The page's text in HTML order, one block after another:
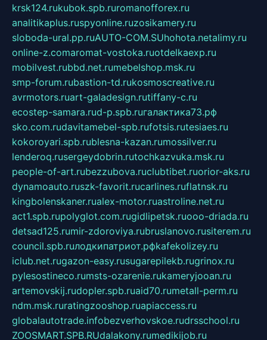
krsk124.rukubok.spb.ruromanofforex.ru
analitikaplus.ruspyonline.ruzosikamery.ru
sloboda-ural.pp.ruAUTO-COM.SUhohota.netalimy.ru
online-z.comaromat-vostoka.ruotdelkaexp.ru
mobilvest.rubbd.net.rumebelshop.msk.ru
smp-forum.rubastion-td.rukosmoscreative.ru
avrmotors.ruart-galadesign.rutiffany-c.ru
ecostep-samara.rud-p.spb.ruгалактика73.рф
sko.com.rudavitamebel-spb.rufotsis.rutesiaes.ru
kokoroyari.spb.rublesna-kazan.rumossilver.ru
lenderoq.rusergeydobrin.rutochkazvuka.msk.ru
people-of-art.rubezzubova.ruclubtibet.ruorior-aks.ru
dynamoauto.ruszk-favorit.rucarlines.ruflatnsk.ru
kingbolenskaner.rualex-motor.ruastroline.net.ru
act1.spb.rupolyglot.com.rugidlipetsk.ruooo-driada.ru
detsad125.rumir-zdoroviya.rubruslanovo.rusiterem.ru
council.spb.ruлодкипатриот.рфkafekolizey.ru
iclub.net.rugazon-easy.rusugarepilekb.rugrinox.ru
pylesostineco.rumsts-ozarenie.rukameryjooan.ru
artemovskij.rudopler.spb.ruaid70.rumetall-perm.ru
ndm.msk.ruratingzooshop.ruapiaccess.ru
globalautotrade.infobezverhovskoe.rudrsschool.ru
ZOOSMART.SPB.RUdalakony.rumedikijob.ru